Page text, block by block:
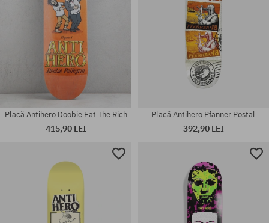
Mărimi existente:
Mărimi existente:
Placă Antihero Doobie Eat The Rich
415,90 LEI
Placă Antihero Pfanner Postal
392,90 LEI